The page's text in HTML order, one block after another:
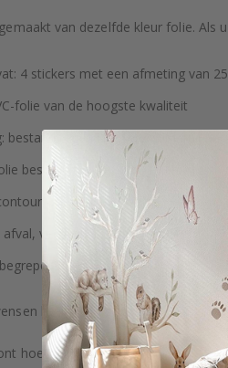
van dezelfde kleur folie.
4 stickers met een afmeting van
folie van de hoogste kwaliteit
bestand tegen krassen mat laminaat
bestand tegen vocht en UV-straling
- ze hebben geen achtergrond
afval, verzonden in biotubes
heeft, zoals aangepaste
hoe het product wordt verpakt.